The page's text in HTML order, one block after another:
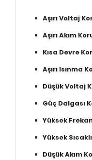
Aşırı Voltaj
Aşırı Akım
Kısa Devre
Aşırı Isınma
Düşük Voltaj
Güç Dalgası
Yüksek
Yüksek
Düşük Akım